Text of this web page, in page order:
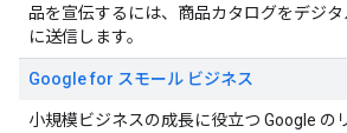
品を宣伝するには、商品カタログをデジ
に送信します。
Google for スモール ビジネス
小規模ビジネスの成長に役立つ Google の